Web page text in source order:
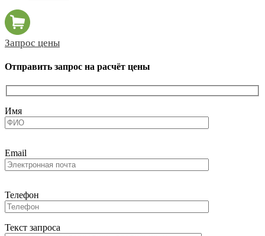
Запрос цены
Отправить запрос на расчёт цены
Имя
Email
Телефон
Текст запроса